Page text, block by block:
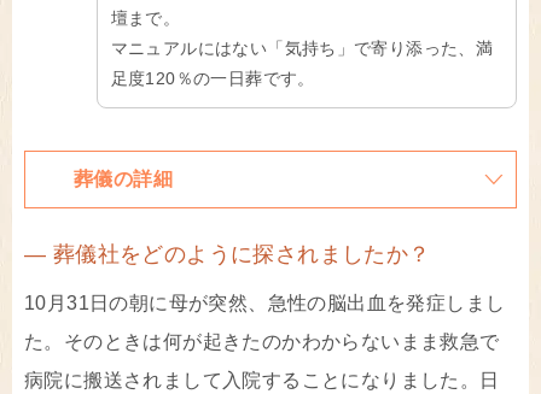
壇まで。
マニュアルにはない「気持ち」で寄り添った、満
足度120％の一日葬です。
葬儀の詳細
― 葬儀社をどのように探されましたか？
10月31日の朝に母が突然、急性の脳出血を発症しまし
た。そのときは何が起きたのかわからないまま救急で
病院に搬送されまして入院することになりました。日